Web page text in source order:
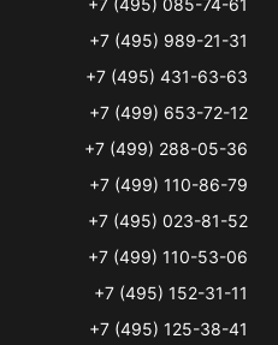
+7 (495) 085-74-61
+7 (495) 989-21-31
+7 (495) 431-63-63
+7 (499) 653-72-12
+7 (499) 288-05-36
+7 (499) 110-86-79
+7 (495) 023-81-52
+7 (499) 110-53-06
+7 (495) 152-31-11
+7 (495) 125-38-41